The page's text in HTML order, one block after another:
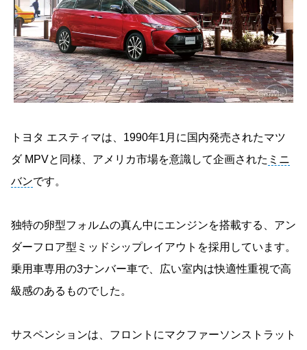
トヨタ エスティマは、1990年1月に国内発売されたマツ
ダ MPVと同様、アメリカ市場を意識して企画された ミニ
バンです。
独特の卵型フォルムの真ん中にエンジンを搭載する、アン
ダーフロア型ミッドシップレイアウトを採用しています。
乗用車専用の3ナンバー車で、広い室内は快適性重視で高
級感のあるものでした。
サスペンションは、フロントにマクファーソンストラット